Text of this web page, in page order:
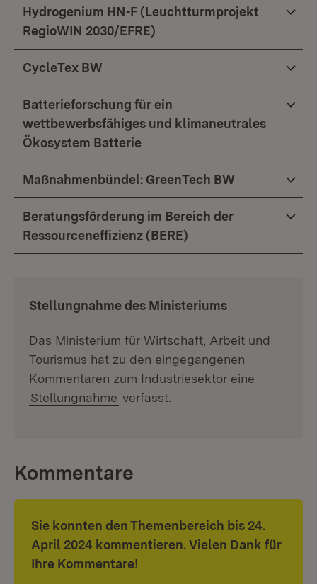
Hydrogenium HN-F (Leuchtturmprojekt
RegioWIN 2030/EFRE)
CycleTex BW
Batterieforschung für ein
wettbewerbsfähiges und klimaneutrales
Ökosystem Batterie
Maßnahmenbündel: GreenTech BW
Beratungsförderung im Bereich der
Ressourceneffizienz (BERE)
:Stellungnahme des Ministeriums
Das Ministerium für Wirtschaft, Arbeit und
Tourismus hat zu den eingegangenen
Kommentaren zum Industriesektor eine
Stellungnahme verfasst.
Kommentare
Sie konnten den Themenbereich bis 24.
April 2024 kommentieren. Vielen Dank für
Ihre Kommentare!